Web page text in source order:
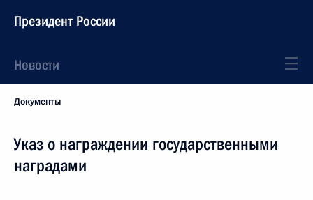
Президент России
Новости
Документы
Указ о награждении государственными
наградами